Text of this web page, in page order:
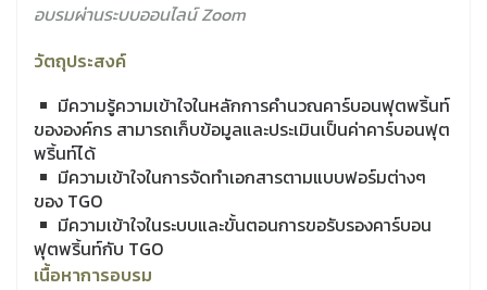
อบรมผ่านระบบออนไลน์ Zoom
วัตถุประสงค์
มีความรู้ความเข้าใจในหลักการคำนวณคาร์บอนฟุตพริ้นท์
ขององค์กร สามารถเก็บข้อมูลและประเมินเป็นค่าคาร์บอนฟุต
พริ้นท์ได้
มีความเข้าใจในการจัดทำเอกสารตามแบบฟอร์มต่างๆ
ของ TGO
มีความเข้าใจในระบบและขั้นตอนการขอรับรองคาร์บอน
ฟุตพริ้นท์กับ TGO
เนื้อหาการอบรม